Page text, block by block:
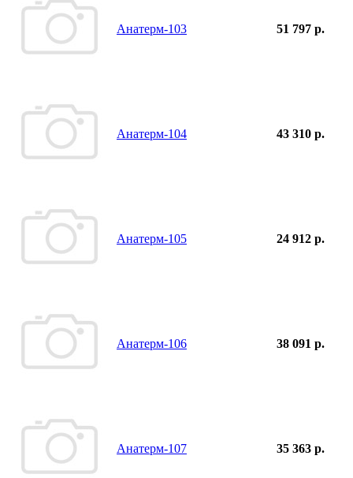
Анатерм-103 51 797 р.
Анатерм-104 43 310 р.
Анатерм-105 24 912 р.
Анатерм-106 38 091 р.
Анатерм-107 35 363 р.